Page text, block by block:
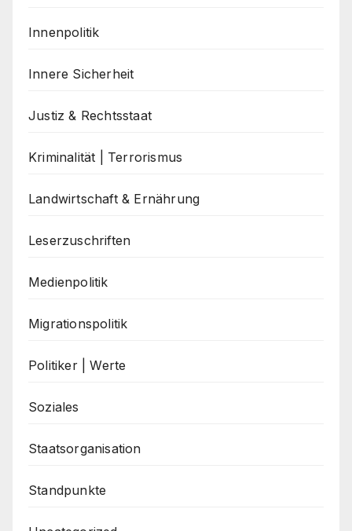
Innenpolitik
Innere Sicherheit
Justiz & Rechtsstaat
Kriminalität | Terrorismus
Landwirtschaft & Ernährung
Leserzuschriften
Medienpolitik
Migrationspolitik
Politiker | Werte
Soziales
Staatsorganisation
Standpunkte